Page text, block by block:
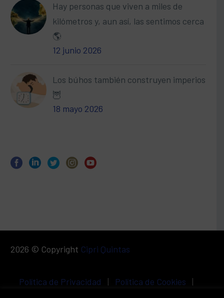
Hay personas que viven a miles de
kilómetros y, aun así, las sentimos cerca
🌎
12 junio 2026
Los búhos también construyen imperios
🦉
18 mayo 2026
2026 © Copyright Cipri Quintas
Política de Privacidad | Política de Cookies |